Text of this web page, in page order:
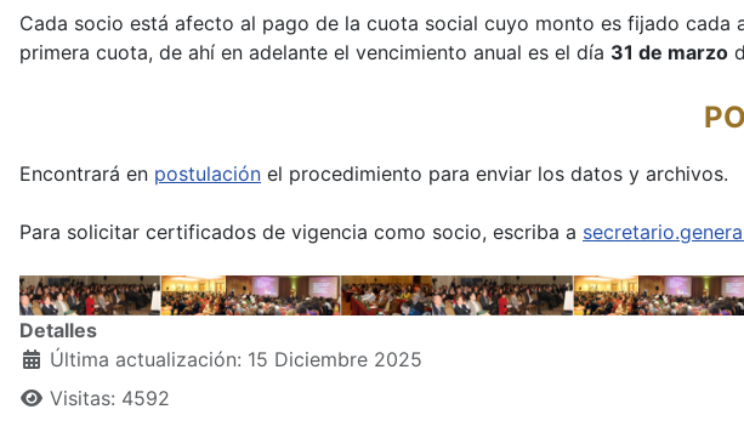
Cada socio está afecto al pago de la cuota social cuyo monto es fijado
primera cuota, de ahí en adelante el vencimiento anual es el día 31 de marzo
Encontrará en postulación el procedimiento para enviar los datos y archivos.
Para solicitar certificados de vigencia como socio, escriba a
Detalles
Última actualización: 15 Diciembre 2025
Visitas: 4592